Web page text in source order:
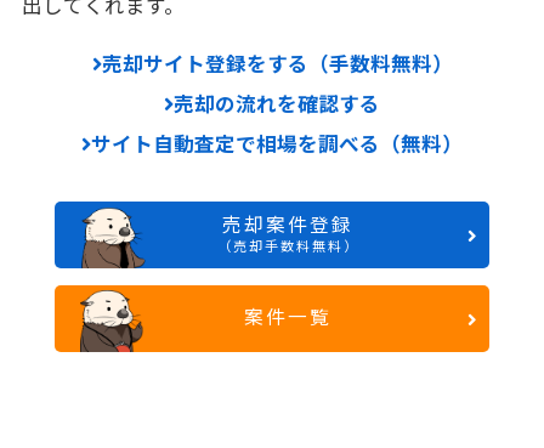
売却サイト登録をする（手数料無料）
売却の流れを確認する
サイト自動査定で相場を調べる（無料）
売却案件登録
（売却手数料無料）
案件一覧